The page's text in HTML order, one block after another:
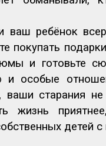
ваш ребёнок
покупать
и готовьте
и особые
ваши старания
жизнь
детей